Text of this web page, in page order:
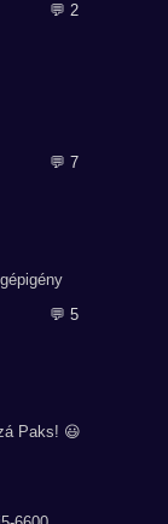
💬 2
💬 7
💬 5
Paks! 😃